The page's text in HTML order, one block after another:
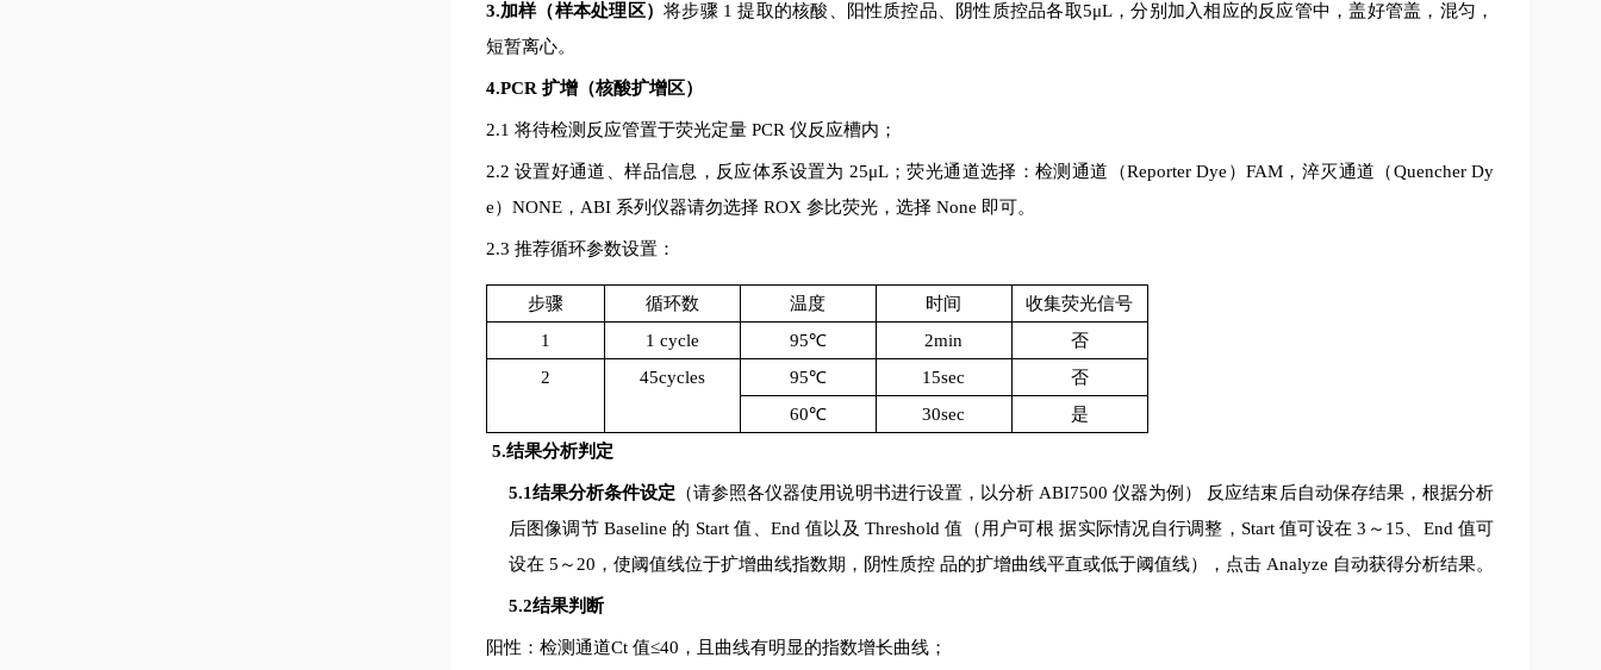
3.加样（样本处理区）将步骤 1提取的核酸、阳性质控品、阴性质控品各取5μL，分别加入相应的反应管中，盖好管盖，混匀，
短暂离心。
4.PCR 扩增（核酸扩增区）
2.1 将待检测反应管置于荧光定量 PCR 仪反应槽内；
2.2 设置好通道、样品信息，反应体系设置为 25μL ；荧光通道选择：检测通道（Reporter Dye ）FAM ，淬灭通道（Quencher Dy
e） NONE， ABI 系列仪器请勿选择 ROX 参比荧光，选择 None 即可。
2.3 推荐循环参数设置：
步骤 循环数 温度 时间
收集荧光信号
1
1 cycle 95℃ 2min
否
2
45cycles 95℃ 15sec
否
60℃
30sec
是
5.结果分析判定
5.1结果分析条件设定 （请参照各仪器使用说明书进行设置，以分析 ABI7500仪器为例）
反应结束后自动保存结果，根据分析
后图像调节Baseline 的 Start值、 End值以及 Threshold值（用户可根 据实际情况自行调整， Start值可设在 3 ～ 15 End 值可
设在 5 ～ 20 ，使阈值线位于扩增曲线指数期，阴性质控品的扩增曲线平直或低于阈值线），点击 Analyze 自动获得分析结果。
5.2结果判断
阳性：检测通道Ct 值≤40 ，且曲线有明显的指数增长曲线；